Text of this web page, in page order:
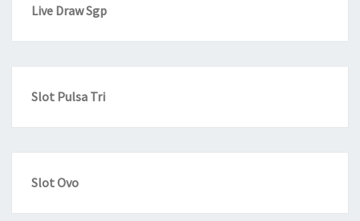
Live Draw Sgp
Slot Pulsa Tri
Slot Ovo